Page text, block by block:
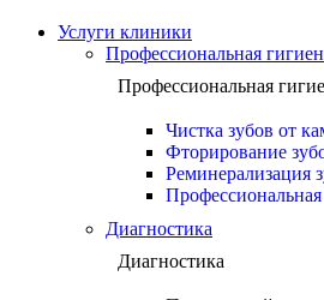
Услуги клиники
Профессиональная
Профессиональная
Чистка зубов от
Фторирование
Реминерализация
Диагностика
Диагностика